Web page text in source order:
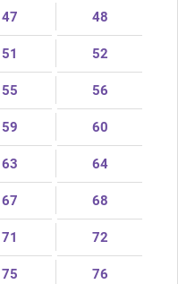
47 48
51 52
55 56
59 60
63 64
67 68
71 72
75 76